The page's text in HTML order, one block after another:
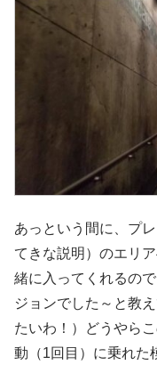
あっという間に、プ
てきな説明）のエリ
緒に入ってくれるの
ジョンでした～と教
たいわ！）どうやら
動（1回目）に乗れた